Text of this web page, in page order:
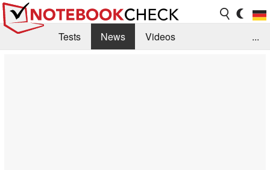
Tests News
Videos
...